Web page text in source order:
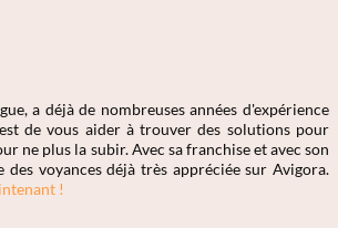
a déjà de nombreuses années d'expérience
de vous aider à trouver des solutions pour
ne plus la subir. Avec sa franchise et avec son
des voyances déjà très appréciée sur Avigora.
!